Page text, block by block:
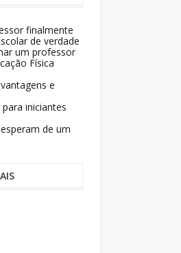
finalmente
de verdade
um professor
Física
e
iniciantes
de um